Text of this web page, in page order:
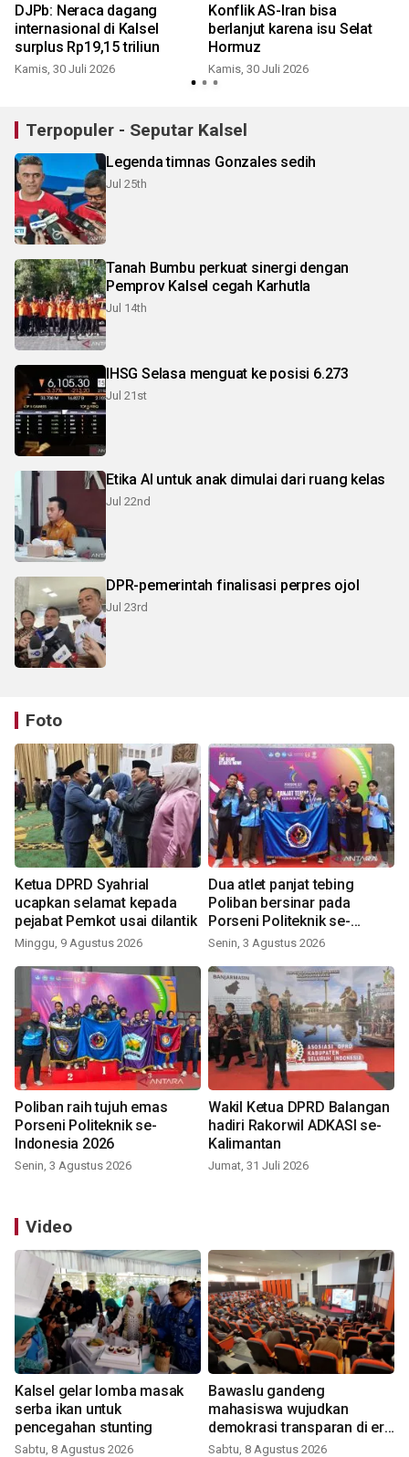
DJPb: Neraca dagang
internasional di Kalsel
surplus Rp19,15 triliun
Kamis, 30 Juli 2026
Konflik AS-Iran bisa
berlanjut karena isu Selat
Hormuz
Kamis, 30 Juli 2026
Terpopuler - Seputar Kalsel
Legenda timnas Gonzales sedih
Jul 25th
Tanah Bumbu perkuat sinergi dengan
Pemprov Kalsel cegah Karhutla
Jul 14th
IHSG Selasa menguat ke posisi 6.273
Jul 21st
Etika AI untuk anak dimulai dari ruang kelas
Jul 22nd
DPR-pemerintah finalisasi perpres ojol
Jul 23rd
Foto
Ketua DPRD Syahrial
ucapkan selamat kepada
pejabat Pemkot usai dilantik
Minggu, 9 Agustus 2026
Dua atlet panjat tebing
Poliban bersinar pada
Porseni Politeknik se-
Indonesia 2026
Senin, 3 Agustus 2026
Poliban raih tujuh emas
Porseni Politeknik se-
Indonesia 2026
Senin, 3 Agustus 2026
Wakil Ketua DPRD Balangan
hadiri Rakorwil ADKASI se-
Kalimantan
Jumat, 31 Juli 2026
Video
Kalsel gelar lomba masak
serba ikan untuk
pencegahan stunting
Sabtu, 8 Agustus 2026
Bawaslu gandeng
mahasiswa wujudkan
demokrasi transparan di era
digital
Sabtu, 8 Agustus 2026